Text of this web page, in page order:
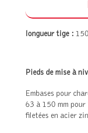
longueur tige :
Pieds de mise à
Embases pour
63 à 150 mm
filetées en acier